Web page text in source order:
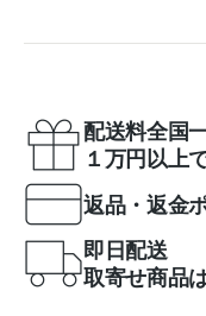
配送料全国
１万円以上
返品・返金
即日配送
取寄せ商品